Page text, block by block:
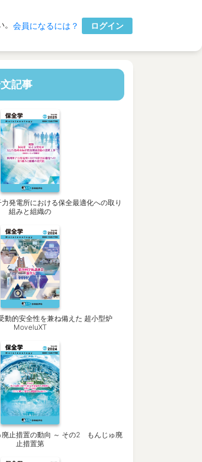
会員になるには？ ログイン
記事
発電所における保全最適化への取り
組みと組織の
的安全性を兼ね備えた 超小型炉
MoveluXT
廃止措置の動向 ～ その2 もんじゅ廃
止措置第